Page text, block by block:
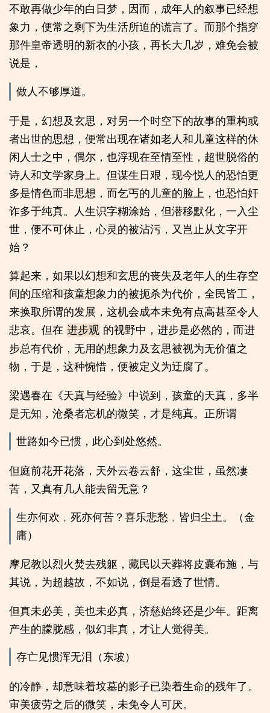
不敢再做少年的白日梦，因而，成年人的叙事已经想
象力，便常之剩下为生活所迫的谎言了。而那个指穿
那件皇帝透明的新衣的小孩，再长大几岁，难免会被
说是，
做人不够厚道。
于是，幻想及玄思，对另一个时空下的故事的重构或
者出世的思想，便常出现在诸如老人和儿童这样的休
闲人士之中，偶尔，也浮现在至情至性，超世脱俗的
诗人和文学家身上。但谋生日艰，现今悦人的恐怕更
多是情色而非思想，而乞丐的儿童的脸上，也恐怕奸
诈多于纯真。人生识字糊涂始，但潜移默化，一入尘
世，便不可休止，心灵的被沾污，又岂止从文字开
始？
算起来，如果以幻想和玄思的丧失及老年人的生存空
间的压缩和孩童想象力的被扼杀为代价，全民皆工，
来换取所谓的发展，这机会成本未免有点高甚至令人
悲哀。但在 进步观 的视野中，进步是必然的，而进
步总有代价，无用的想象力及玄思被视为无价值之
物，于是，这种惋惜，便被定义为迂腐了。
梁遇春在《天真与经验》中说到，孩童的天真，多半
是无知，沧桑者忘机的微笑，才是纯真。正所谓
世路如今已惯，此心到处悠然。
但庭前花开花落，天外云卷云舒，这尘世，虽然凄
苦，又真有几人能去留无意？
生亦何欢﹐死亦何苦？喜乐悲愁﹐皆归尘土。（金
庸）
摩尼教以烈火焚去残躯，藏民以天葬将皮囊布施，与
其说，为超越故，不如说，倒是看透了世情。
但真未必美，美也未必真，济慈始终还是少年。距离
产生的朦胧感，似幻非真，才让人觉得美。
存亡见惯浑无泪（东坡）
的冷静，却意味着坟墓的影子已染着生命的残年了。
审美疲劳之后的微笑，未免令人可厌。